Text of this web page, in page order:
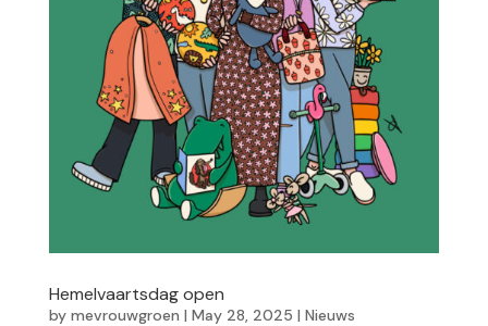
Hemelvaartsdag open
by mevrouwgroen | May 28, 2025 | Nieuws